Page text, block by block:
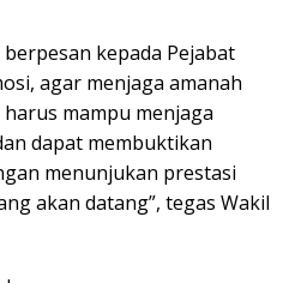
kepada Pejabat
agar menjaga amanah
mampu menjaga
dapat membuktikan
menunjukan prestasi
akan datang”, tegas Wakil